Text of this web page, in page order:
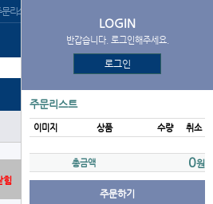
리스트
LOGIN
반갑습니다. 로그인해주세요.
로그인
주문리스트
이미지 상품 수량 취소
총금액 0원
주문하기
힘